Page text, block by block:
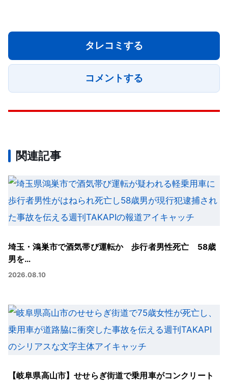
タレコミする
コメントする
関連記事
埼玉・鴻巣市で酒気帯び運転か 歩行者男性死亡 58歳
男を…
2026.08.10
【岐阜県高山市】せせらぎ街道で乗用車がコンクリート